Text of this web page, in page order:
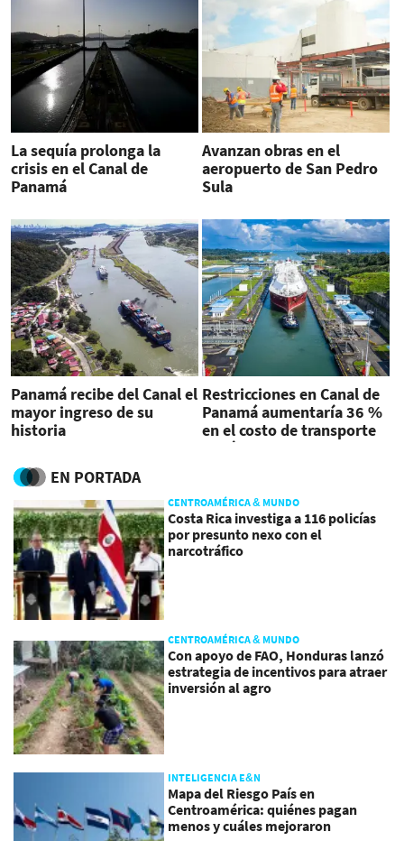
La sequía prolonga la
crisis en el Canal de
Panamá
Avanzan obras en el
aeropuerto de San Pedro
Sula
Panamá recibe del Canal el
mayor ingreso de su
historia
Restricciones en Canal de
Panamá aumentaría 36 %
en el costo de transporte
marítimo
EN PORTADA
CENTROAMÉRICA & MUNDO
Costa Rica investiga a 116 policías
por presunto nexo con el
narcotráfico
CENTROAMÉRICA & MUNDO
Con apoyo de FAO, Honduras lanzó
estrategia de incentivos para atraer
inversión al agro
INTELIGENCIA E&N
Mapa del Riesgo País en
Centroamérica: quiénes pagan
menos y cuáles mejoraron